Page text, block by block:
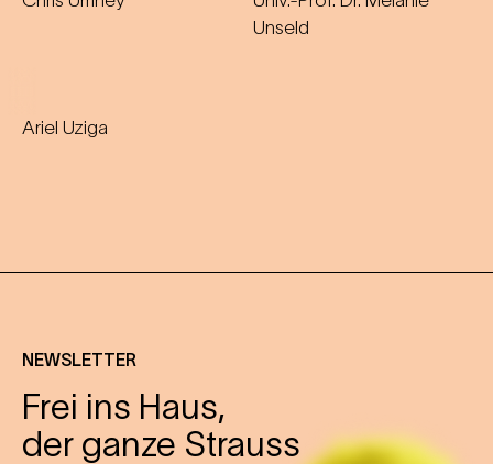
Unseld
Ariel Uziga
NEWSLETTER
Frei ins Haus,
der ganze Strauss